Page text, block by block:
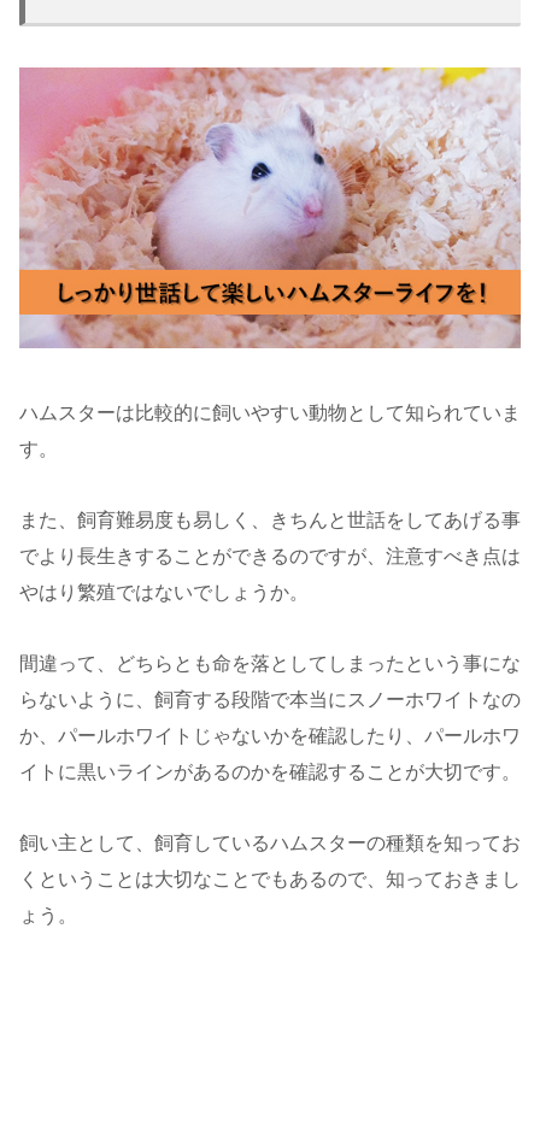
ハムスターは比較的に飼いやすい動物として知られていま
す。
また、飼育難易度も易しく、きちんと世話をしてあげる事
でより長生きすることができるのですが、注意すべき点は
やはり繁殖ではないでしょうか。
間違って、どちらとも命を落としてしまったという事にな
らないように、飼育する段階で本当にスノーホワイトなの
か、パールホワイトじゃないかを確認したり、パールホワ
イトに黒いラインがあるのかを確認することが大切です。
飼い主として、飼育しているハムスターの種類を知ってお
くということは大切なことでもあるので、知っておきまし
ょう。